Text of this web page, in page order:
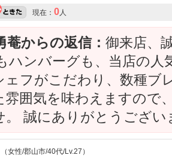
現在： 0人
菴からの返信： 御来店、
ハンバーグも、当店の人
ェフがこだわり、数種ブ
雰囲気を味わえますので
。 誠にありがとうござい
女性/郡山市/40代/Lv.27）